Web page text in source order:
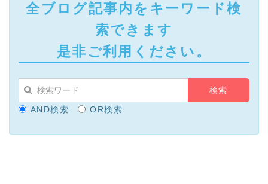
全ブログ記事内をキーワード検
索できます
是非ご利用ください。
AND検索 OR検索